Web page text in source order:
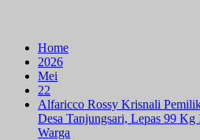
Home
2026
Mei
22
Alfaricco Rossy Krisnali
Desa Tanjungsari, Lepas 99
Warga